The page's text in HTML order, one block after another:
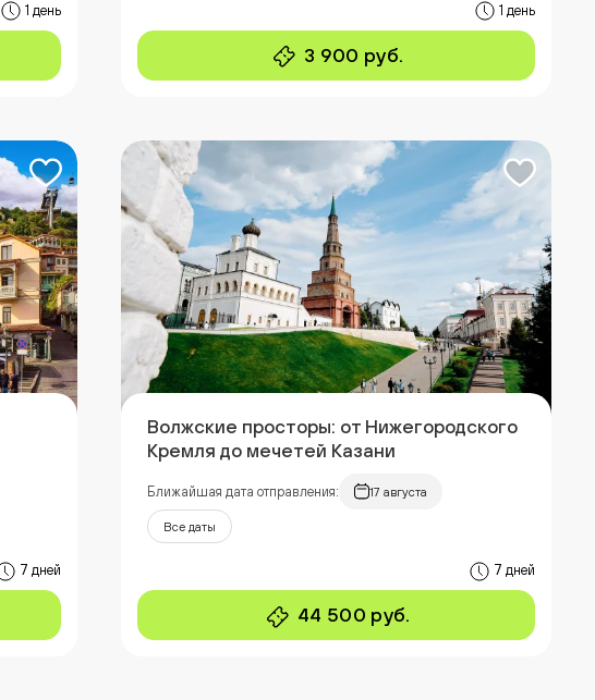
1 день 1 день
3 900 руб.
7 дней
Волжские просторы: от Нижегородского
Кремля до мечетей Казани
Ближайшая дата отправления: 17 августа
Все даты
7 дней
44 500 руб.